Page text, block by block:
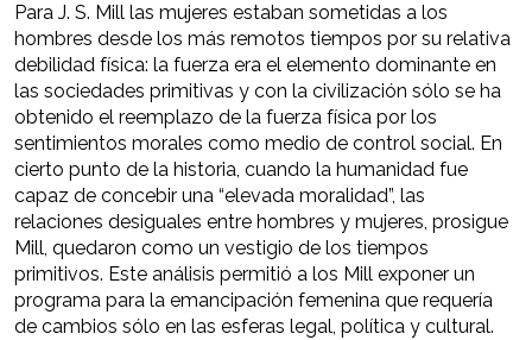
Para J. S. Mill las mujeres estaban sometidas a los
hombres desde los más remotos tiempos por su relativa
debilidad física: la fuerza era el elemento dominante en
las sociedades primitivas y con la civilización sólo se ha
obtenido el reemplazo de la fuerza física por los
sentimientos morales como medio de control social. En
cierto punto de la historia, cuando la humanidad fue
capaz de concebir una “elevada moralidad”, las
relaciones desiguales entre hombres y mujeres, prosigue
Mill, quedaron como un vestigio de los tiempos
primitivos. Este análisis permitió a los Mill exponer un
programa para la emancipación femenina que requería
de cambios sólo en las esferas legal, política y cultural.